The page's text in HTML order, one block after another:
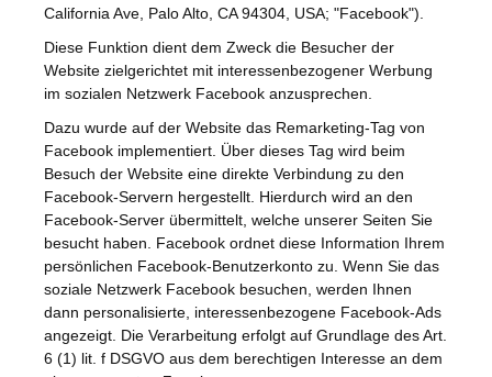
California Ave, Palo Alto, CA 94304, USA; "Facebook").
Diese Funktion dient dem Zweck die Besucher der
Website zielgerichtet mit interessenbezogener Werbung
im sozialen Netzwerk Facebook anzusprechen.
Dazu wurde auf der Website das Remarketing-Tag von
Facebook implementiert. Über dieses Tag wird beim
Besuch der Website eine direkte Verbindung zu den
Facebook-Servern hergestellt. Hierdurch wird an den
Facebook-Server übermittelt, welche unserer Seiten Sie
besucht haben. Facebook ordnet diese Information Ihrem
persönlichen Facebook-Benutzerkonto zu. Wenn Sie das
soziale Netzwerk Facebook besuchen, werden Ihnen
dann personalisierte, interessenbezogene Facebook-Ads
angezeigt. Die Verarbeitung erfolgt auf Grundlage des Art.
6 (1) lit. f DSGVO aus dem berechtigen Interesse an dem